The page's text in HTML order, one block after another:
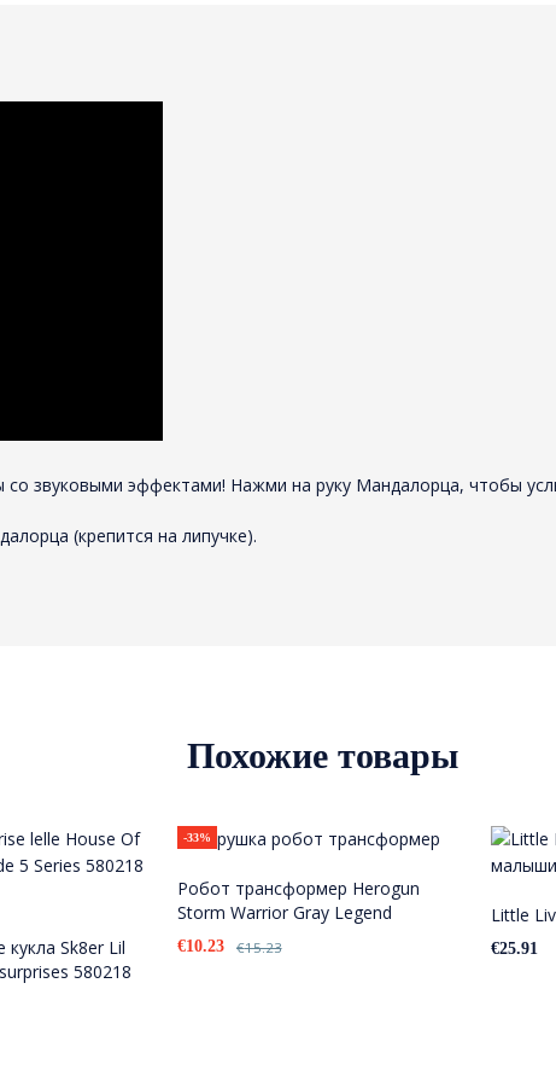
звуковыми эффектами! Нажми на руку Мандалорца, чтобы
(крепится на липучке).
Похожие товары
кукла Sk8er Lil
580218
-33%
Робот трансформер Herogun
Storm Warrior Gray Legend
€15.23
€10.23
Little
€25.91